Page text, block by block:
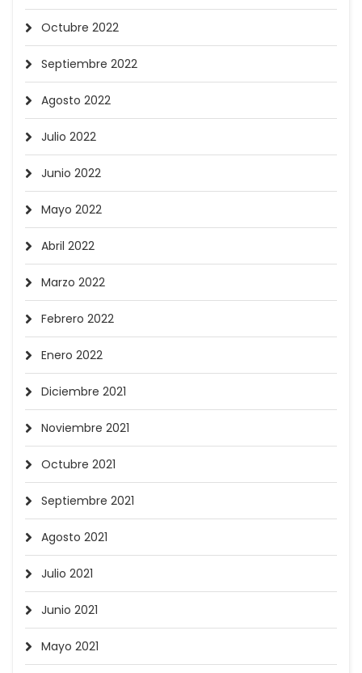
Octubre 2022
Septiembre 2022
Agosto 2022
Julio 2022
Junio 2022
Mayo 2022
Abril 2022
Marzo 2022
Febrero 2022
Enero 2022
Diciembre 2021
Noviembre 2021
Octubre 2021
Septiembre 2021
Agosto 2021
Julio 2021
Junio 2021
Mayo 2021